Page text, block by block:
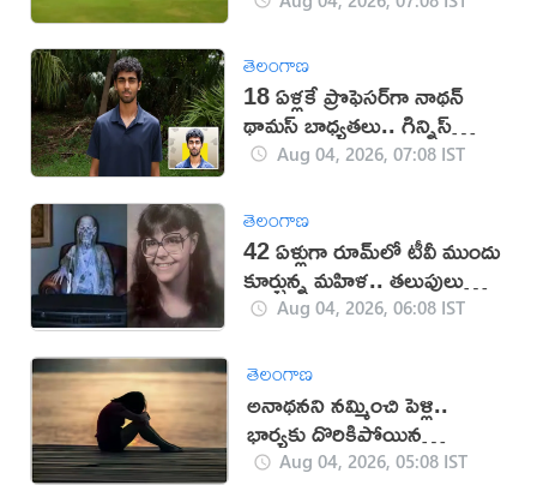
తెలంగాణ
18 ఏళ్లకే ప్రొఫెసర్‌గా నాథన్
థామస్ బాధ్యతలు.. గిన్నిస్
రికార్డ్Aug 04, 2026, 07:08 IST
తెలంగాణ
42 ఏళ్లుగా రూమ్‌లో టీవీ ముందు
కూర్చున్న మహిళ.. తలుపులు
తెరవగా షాక్
Aug 04, 2026, 06:08 IST
తెలంగాణ
అనాథనని నమ్మించి పెళ్లి..
భార్యకు దొరికిపోయిన
మోసగాడు!
Aug 04, 2026, 05:08 IST